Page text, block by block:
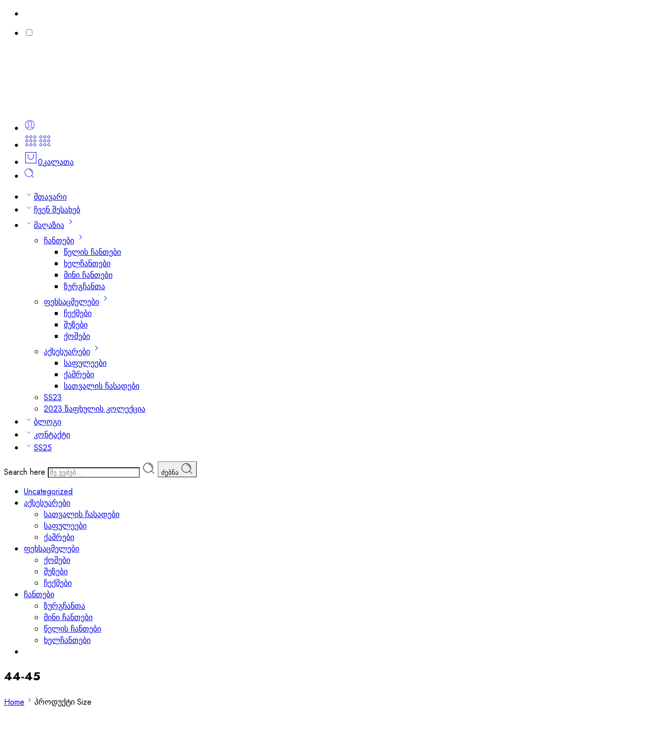
0კალათა
მთავარი
ჩვენ შესახებ
მაღაზია
ჩანთები
წელის ჩანთები
ხელჩანთები
მინი ჩანთები
ზურგჩანთა
ფეხსაცმელები
ჩექმები
შუზები
ქოშები
აქსესუარები
საფულეები
ქამრები
სათვალის ჩასადები
SS23
2023 ზაფხულის კოლექცია
ბლოგი
კონტაქტი
SS25
Search here ძებნა
Uncategorized
აქსესუარები
სათვალის ჩასადები
საფულეები
ქამრები
ფეხსაცმელები
ქოშები
შუზები
ჩექმები
ჩანთები
ზურგჩანთა
მინი ჩანთები
წელის ჩანთები
ხელჩანთები
44-45
Home პროდუქტი Size